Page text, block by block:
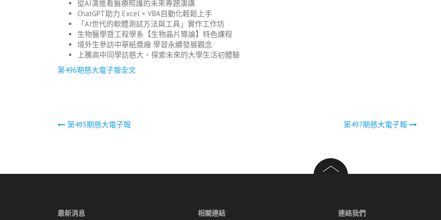
從AI演進看醫療照護的未來專題演講
ChatGPT助力 Excel × VBA自動化輕鬆上手
「AI世代的軟體測試方法與工具」實作工作坊
生物醫學暨工程學系【生物晶片導論】特色課程
境外生參訪中華紙漿廠 學習永續發展觀念
上騰高中同學訪慈大，探索未來的大學生活初體驗
第496期慈大電子報全文
文
導
第495期慈大電子報 第497期慈大電子報
最新消息 相關連結 連絡我們